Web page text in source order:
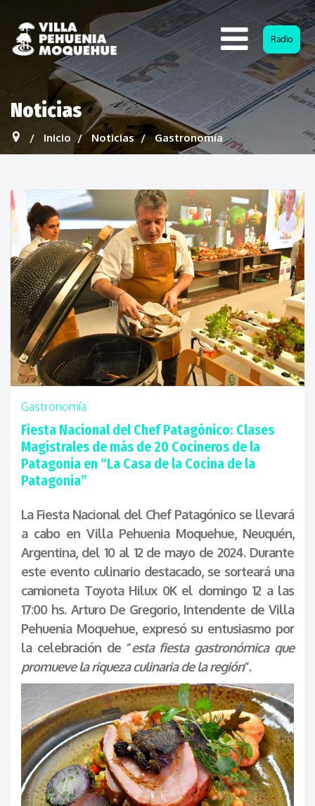
Radio
Noticias
Inicio Noticias Gastronomía
Gastronomía
Fiesta Nacional del Chef Patagónico: Clases
Magistrales de más de 20 Cocineros de la
Patagonia en “La Casa de la Cocina de la
Patagonia”
La Fiesta Nacional del Chef Patagónico se llevará
a cabo en Villa Pehuenia Moquehue, Neuquén,
Argentina, del 10 al 12 de mayo de 2024. Durante
este evento culinario destacado, se sorteará una
camioneta Toyota Hilux 0K el domingo 12 a las
17:00 hs. Arturo De Gregorio, Intendente de Villa
Pehuenia Moquehue, expresó su entusiasmo por
la celebración de “esta fiesta gastronómica que
promueve la riqueza culinaria de la región”.